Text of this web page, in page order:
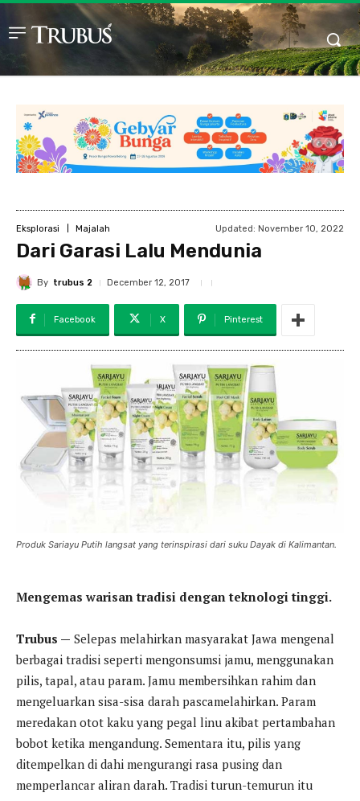
Eksplorasi Majalah Updated: November 10, 2022
Dari Garasi Lalu Mendunia
By trubus 2 December 12, 2017
Facebook X Pinterest
Produk Sariayu Putih langsat yang terinspirasi dari suku Dayak di Kalimantan.
Mengemas warisan tradisi dengan teknologi tinggi.
Trubus — Selepas melahirkan masyarakat Jawa mengenal
berbagai tradisi seperti mengonsumsi jamu, menggunakan
pilis, tapal, atau param. Jamu membersihkan rahim dan
mengeluarkan sisa-sisa darah pascamelahirkan. Param
meredakan otot kaku yang pegal linu akibat pertambahan
bobot ketika mengandung. Sementara itu, pilis yang
ditempelkan di dahi mengurangi rasa pusing dan
memperlancar aliran darah. Tradisi turun-temurun itu